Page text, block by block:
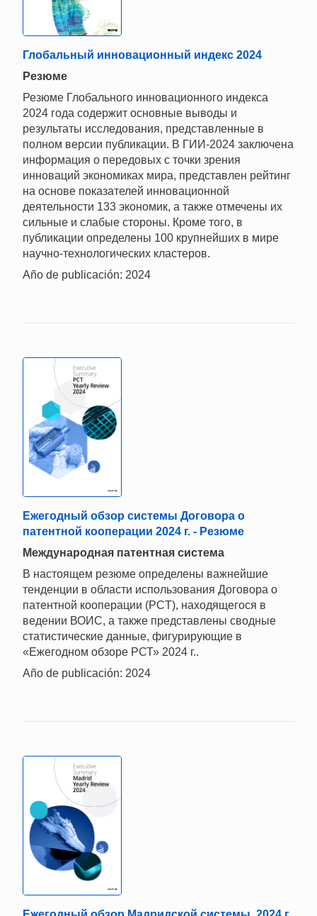
Глобальный инновационный индекс 2024
Резюме
Резюме Глобального инновационного индекса
2024 года содержит основные выводы и
результаты исследования, представленные в
полном версии публикации. В ГИИ-2024 заключена
информация о передовых с точки зрения
инноваций экономиках мира, представлен рейтинг
на основе показателей инновационной
деятельности 133 экономик, а также отмечены их
сильные и слабые стороны. Кроме того, в
публикации определены 100 крупнейших в мире
научно-технологических кластеров.
Año de publicación: 2024
Ежегодный обзор системы Договора о
патентной кооперации 2024 г. - Резюме
Mеждународная патентная система
В настоящем резюме определены важнейшие
тенденции в области использования Договора о
патентной кооперации (PCT), находящегося в
ведении ВОИС, а также представлены сводные
статистические данные, фигурирующие в
«Ежегодном обзоре РСТ» 2024 г..
Año de publicación: 2024